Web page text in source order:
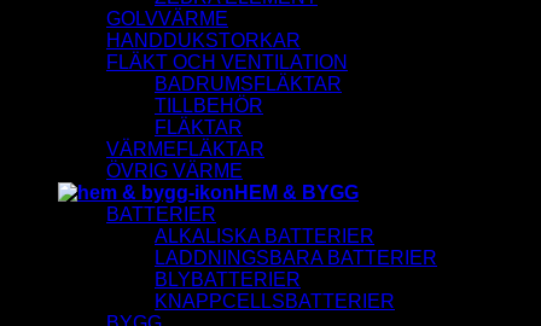
GOLVVÄRME
HANDDUKSTORKAR
FLÄKT OCH VENTILATION
BADRUMSFLÄKTAR
TILLBEHÖR
FLÄKTAR
VÄRMEFLÄKTAR
ÖVRIG VÄRME
HEM & BYGG
BATTERIER
ALKALISKA BATTERIER
LADDNINGSBARA BATTERIER
BLYBATTERIER
KNAPPCELLSBATTERIER